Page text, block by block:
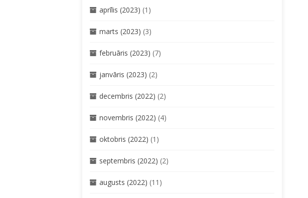
aprīlis (2023) (1)
marts (2023) (3)
februāris (2023) (7)
janvāris (2023) (2)
decembris (2022) (2)
novembris (2022) (4)
oktobris (2022) (1)
septembris (2022) (2)
augusts (2022) (11)